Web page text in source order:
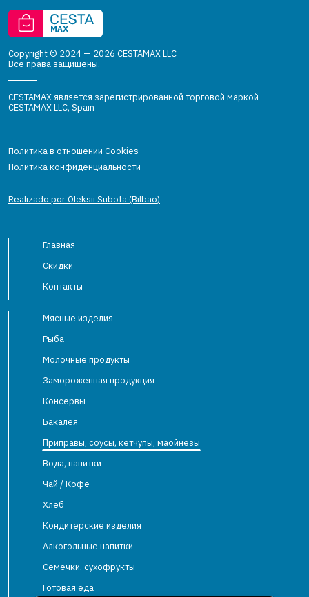
Copyright © 2024 — 2026 CESTAMAX LLC
Все права защищены.
CESTAMAX является зарегистрированной торговой маркой
CESTAMAX LLC, Spain
Политика в отношении Cookies
Политика конфиденциальности
Realizado por Oleksii Subota (Bilbao)
Главная
Скидки
Контакты
Мясные изделия
Рыба
Молочные продукты
Замороженная продукция
Консервы
Бакалея
Приправы, соусы, кетчупы, маойнезы
Вода, напитки
Чай / Кофе
Хлеб
Кондитерские изделия
Алкогольные напитки
Семечки, сухофрукты
Готовая еда